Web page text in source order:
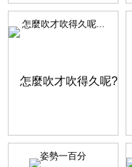
怎麼吹才吹得久呢...
姿勢一百分